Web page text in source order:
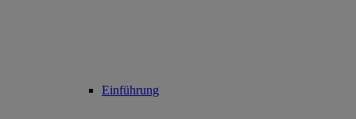
Einführung